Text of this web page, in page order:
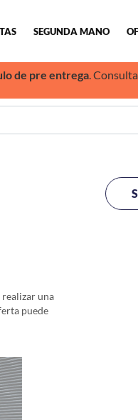
SEGUNDA MANO
de pre entrega.
una
puede